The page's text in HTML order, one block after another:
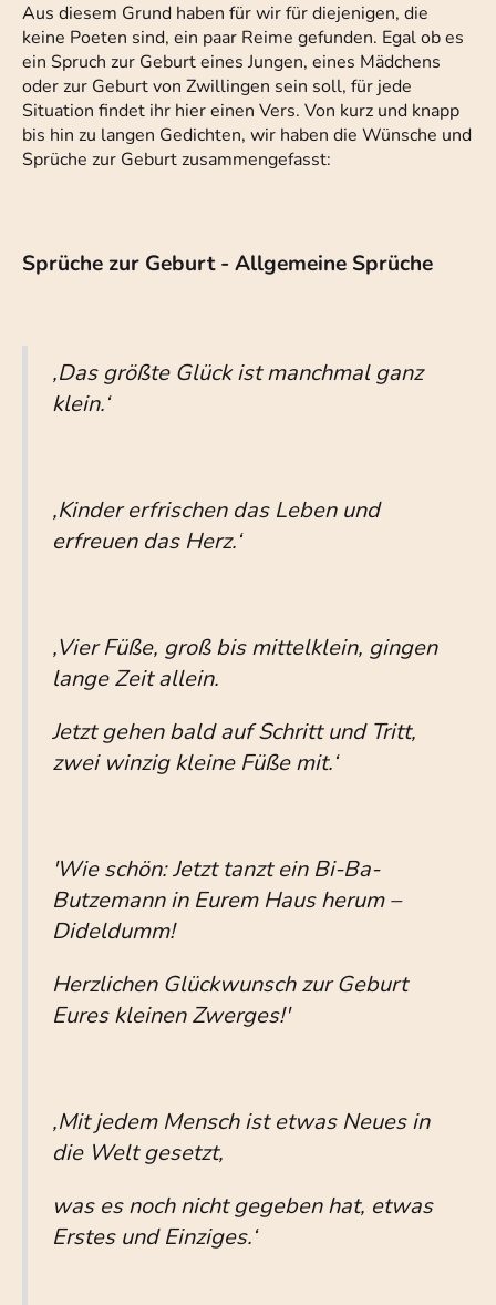
Aus diesem Grund haben für wir für diejenigen, die
keine Poeten sind, ein paar Reime gefunden. Egal ob es
ein Spruch zur Geburt eines Jungen, eines Mädchens
oder zur Geburt von Zwillingen sein soll, für jede
Situation findet ihr hier einen Vers. Von kurz und knapp
bis hin zu langen Gedichten, wir haben die Wünsche und
Sprüche zur Geburt zusammengefasst:
Sprüche zur Geburt - Allgemeine Sprüche
,Das größte Glück ist manchmal ganz
klein.‘
,Kinder erfrischen das Leben und
erfreuen das Herz.‘
,Vier Füße, groß bis mittelklein, gingen
lange Zeit allein.
Jetzt gehen bald auf Schritt und Tritt,
zwei winzig kleine Füße mit.‘
'Wie schön: Jetzt tanzt ein Bi-Ba-
Butzemann in Eurem Haus herum –
Dideldumm!
Herzlichen Glückwunsch zur Geburt
Eures kleinen Zwerges!'
,Mit jedem Mensch ist etwas Neues in
die Welt gesetzt,
was es noch nicht gegeben hat, etwas
Erstes und Einziges.‘